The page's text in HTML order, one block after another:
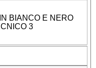
BIANCO E NERO
3